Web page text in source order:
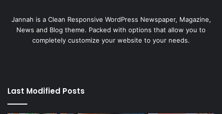
Jannah is a Clean Responsive WordPress Newspaper, Magazine,
News and Blog theme. Packed with options that allow you to
completely customize your website to your needs.
Last Modified Posts